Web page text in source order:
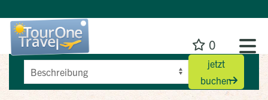
0
jetzt
buchen